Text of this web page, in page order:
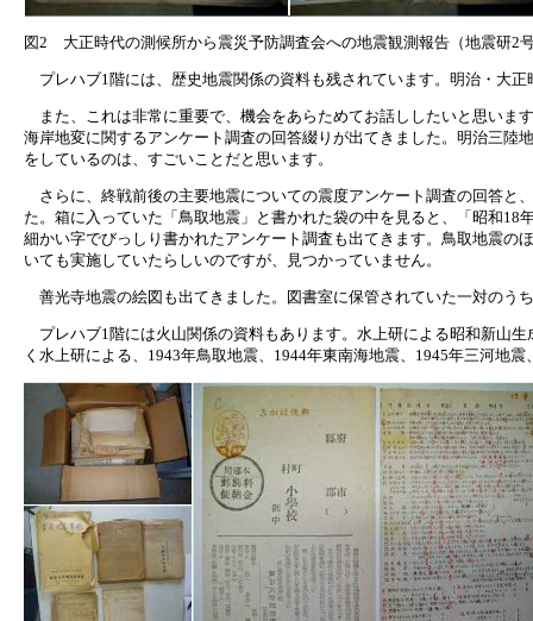
図2 大正時代の測候所から震災予防調査会への地震観測報告（地震研2
プレハブ1階には、歴史地震関係の資料も残されています。明治・大
また、これは非常に重要で、機会をあらためてお話ししたいと思いま
海岸地変に関するアンケート調査の回答綴りが出てきました。明治三陸
をしているのは、すごいことだと思います。
さらに、終戦前後の主要地震についての震度アンケート調査の回答と
た。箱に入っていた「鳥取地震」と書かれた袋の中を見ると、「昭和
細かい字でびっしり書かれたアンケート調査も出てきます。鳥取地震
いても実施していたらしいのですが、見つかっていません。
善光寺地震の絵図も出てきました。図書室に保管されていた一対のう
プレハブ1階には火山関係の資料もあります。水上研による昭和新山
く水上研による、1943年鳥取地震、1944年東南海地震、1945年三河地